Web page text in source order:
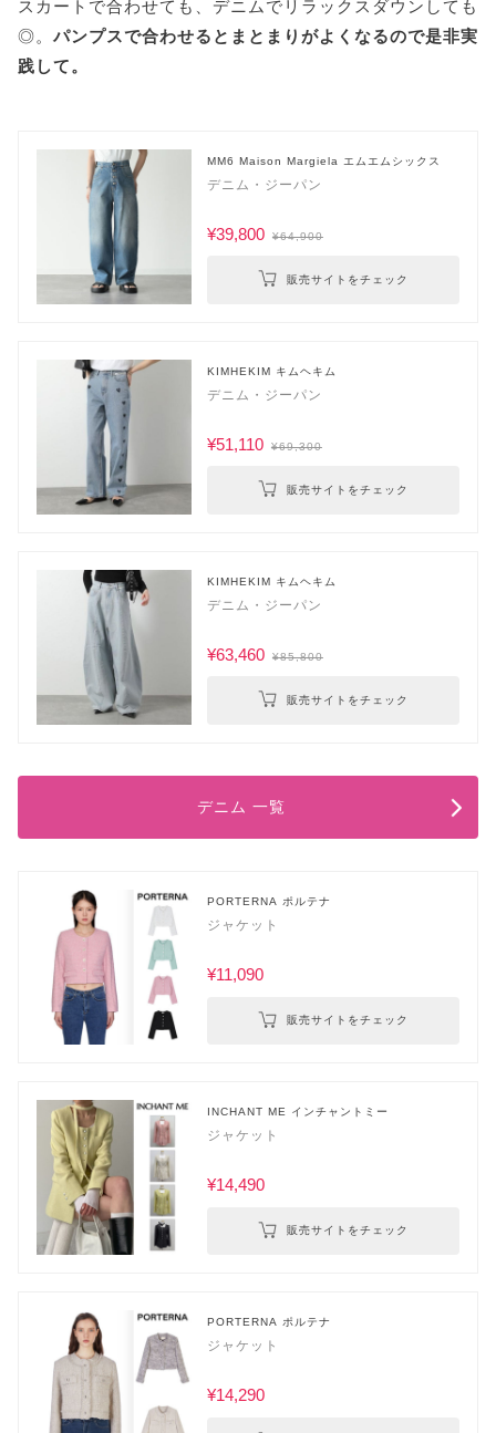
スカートで合わせても、デニムでリラックスダウンしても
◎。 パンプスで合わせるとまとまりがよくなるので是非実
践して。
MM6 Maison Margiela エムエムシックス
デニム・ジーパン
¥39,800 ¥64,900
販売サイトをチェック
KIMHEKIM キムヘキム
デニム・ジーパン
¥51,110 ¥69,300
販売サイトをチェック
KIMHEKIM キムヘキム
デニム・ジーパン
¥63,460 ¥85,800
販売サイトをチェック
デニム 一覧
PORTERNA ポルテナ
ジャケット
¥11,090
販売サイトをチェック
INCHANT ME インチャントミー
ジャケット
¥14,490
販売サイトをチェック
PORTERNA ポルテナ
ジャケット
¥14,290